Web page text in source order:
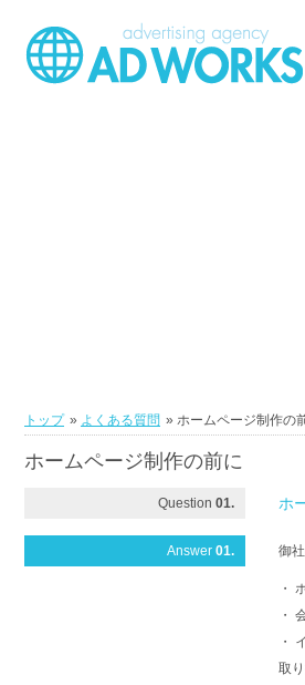
トップ » よくある質問 » ホームページ制作の
ホームページ制作の前に
Question 01. ホ
Answer 01. 御
・
・
・
取